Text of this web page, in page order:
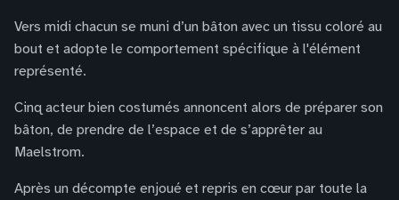
Vers midi chacun se muni d’un bâton avec un tissu coloré au
bout et adopte le comportement spécifique à l'élément
représenté.
Cinq acteur bien costumés annoncent alors de préparer son
bâton, de prendre de l’espace et de s’apprêter au
Maelstrom.
Après un décompte enjoué et repris en cœur par toute la